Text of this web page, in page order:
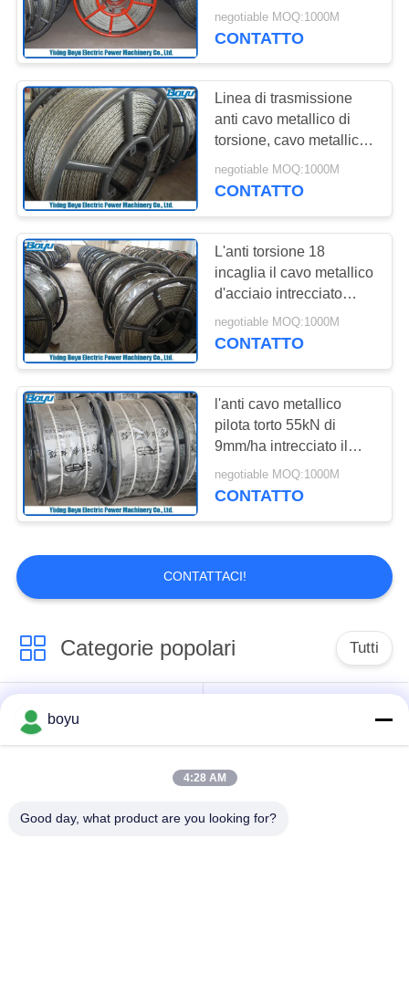
galvanizzata torta del
conduttore del cavo
negotiable MOQ:1000M
CONTATTO
Linea di trasmissione
anti cavo metallico di
torsione, cavo metallico
pilota per ingegneria
sopraelevata
negotiable MOQ:1000M
CONTATTO
L'anti torsione 18
incaglia il cavo metallico
d'acciaio intrecciato
372kN del carico di
rottura per la linea di
negotiable MOQ:1000M
CONTATTO
l'anti cavo metallico
pilota torto 55kN di
9mm/ha intrecciato il
cavo metallico d'acciaio
per la linea mettere
negotiable MOQ:1000M
CONTATTO
CONTATTACI!
Categorie popolari Tutti
linea di trasmissione
che mette insieme
insieme attrezzatura
torsione
boyu
4:28 AM
Good day, what product are you looking for?